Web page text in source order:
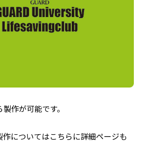
作が可能です。
作についてはこちらに詳細ページも